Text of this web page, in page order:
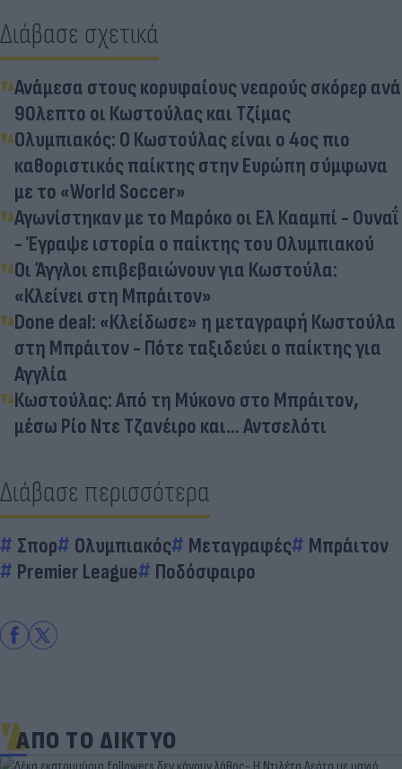
Διάβασε σχετικά
Ανάμεσα στους κορυφαίους νεαρούς σκόρερ ανά
90λεπτο οι Κωστούλας και Τζίμας
Ολυμπιακός: Ο Κωστούλας είναι ο 4ος πιο
καθοριστικός παίκτης στην Ευρώπη σύμφωνα
με το «World Soccer»
Αγωνίστηκαν με το Μαρόκο οι Ελ Κααμπί - Ουναΐ
- Έγραψε ιστορία ο παίκτης του Ολυμπιακού
Οι Άγγλοι επιβεβαιώνουν για Κωστούλα:
«Κλείνει στη Μπράιτον»
Done deal: «Κλείδωσε» η μεταγραφή Κωστούλα
στη Μπράιτον - Πότε ταξιδεύει ο παίκτης για
Αγγλία
Κωστούλας: Από τη Μύκονο στο Μπράιτον,
μέσω Ρίο Ντε Τζανέιρο και... Αντσελότι
Διάβασε περισσότερα
Σπορ Ολυμπιακός Μεταγραφές
Μπράιτον
Premier League
Ποδόσφαιρο
ΑΠΟ ΤΟ ΔΙΚΤΥΟ